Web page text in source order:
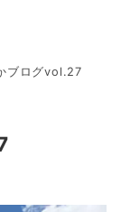
ブログvol.27